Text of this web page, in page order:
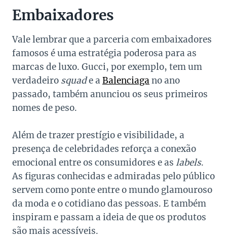
Embaixadores
Vale lembrar que a parceria com embaixadores
famosos é uma estratégia poderosa para as
marcas de luxo. Gucci, por exemplo, tem um
verdadeiro squade a Balenciaga no ano
passado, também anunciou os seus primeiros
nomes de peso.
Além de trazer prestígio e visibilidade, a
presença de celebridades reforça a conexão
emocional entre os consumidores e as labels.
As figuras conhecidas e admiradas pelo público
servem como ponte entre o mundo glamouroso
da moda e o cotidiano das pessoas. E também
inspiram e passam a ideia de que os produtos
são mais acessíveis.